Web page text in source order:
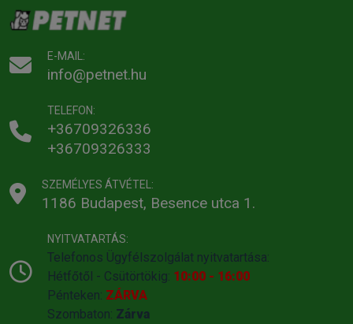
E-MAIL:
info@petnet.hu
TELEFON:
+36709326336
+36709326333
SZEMÉLYES ÁTVÉTEL:
1186 Budapest, Besence utca 1.
NYITVATARTÁS:
Telefonos Ügyfélszolgálat nyitvatartása:
Hétfőtől - Csütörtökig: 10:00 - 16:00
Pénteken: ZÁRVA
Szombaton: Zárva